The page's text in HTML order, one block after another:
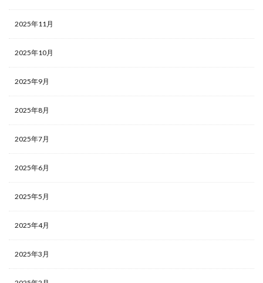
2025年11月
2025年10月
2025年9月
2025年8月
2025年7月
2025年6月
2025年5月
2025年4月
2025年3月